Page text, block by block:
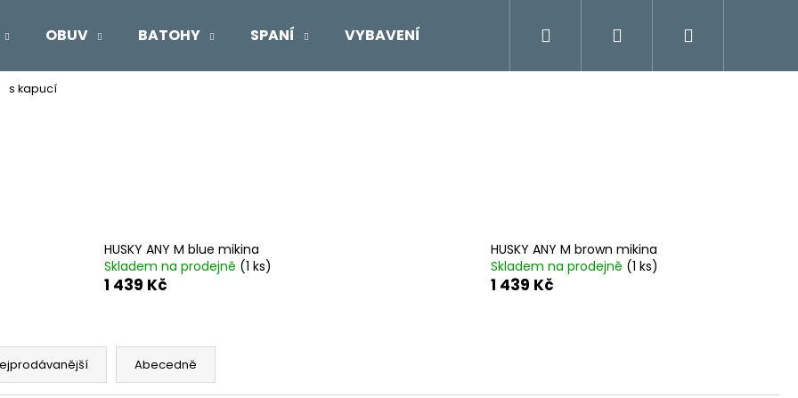
OBUV BATOHY SPANÍ VYBAVENÍ Moje objednávka
Přihlášení
s kapucí
HUSKY ANY M blue mikina
Skladem na prodejně (1 ks)
1 439 Kč
HUSKY ANY M brown mikina
Skladem na prodejně (1 ks)
1 439 Kč
Abecedně
Co potřebujete najít?
Doporučujeme